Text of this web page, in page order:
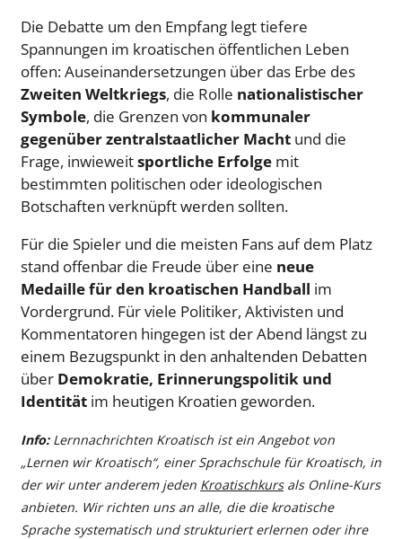
Die Debatte um den Empfang legt tiefere
Spannungen im kroatischen öffentlichen Leben
offen: Auseinandersetzungen über das Erbe des
Zweiten Weltkriegs, die Rolle nationalistischer
Symbole, die Grenzen von kommunaler
gegenüber zentralstaatlicher Macht und die
Frage, inwieweitsportliche Erfolge mit
bestimmten politischen oder ideologischen
Botschaften verknüpft werden sollten.
Für die Spieler und die meisten Fans auf dem Platz
stand offenbar die Freude über eine neue
Medaille für den kroatischen Handball im
Vordergrund. Für viele Politiker, Aktivisten und
Kommentatoren hingegen ist der Abend längst zu
einem Bezugspunkt in den anhaltenden Debatten
über Demokratie, Erinnerungspolitik und
Identität im heutigen Kroatien geworden.
Info: Lernnachrichten Kroatisch ist ein Angebot von
„Lernen wir Kroatisch“, einer Sprachschule für Kroatisch, in
der wir unter anderem jeden Kroatischkursals Online-Kurs
anbieten. Wir richten uns an alle, die die kroatische
Sprache systematisch und strukturiert erlernen oder ihre